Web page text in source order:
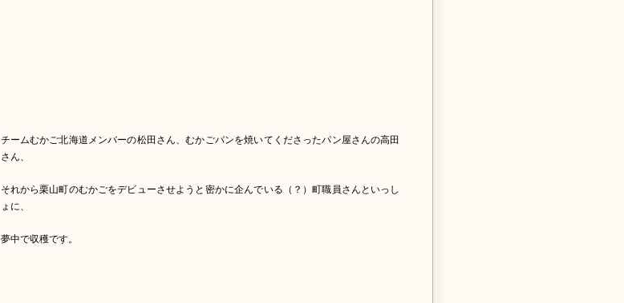
チームむかご北海道メンバーの松田さん、むかごパンを焼いてくださったパン屋さんの高田
さん、
それから栗山町のむかごをデビューさせようと密かに企んでいる（？）町職員さんといっし
ょに、
夢中で収穫です。